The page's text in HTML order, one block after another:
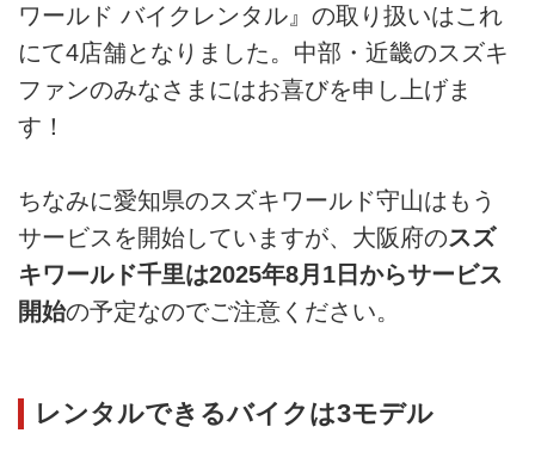
ワールド バイクレンタル』の取り扱いはこれ
にて4店舗となりました。中部・近畿のスズキ
ファンのみなさまにはお喜びを申し上げま
す！
ちなみに愛知県のスズキワールド守山はもう
サービスを開始していますが、大阪府のスズ
キワールド千里は2025年8月1日からサービス
開始の予定なのでご注意ください。
レンタルできるバイクは3モデル